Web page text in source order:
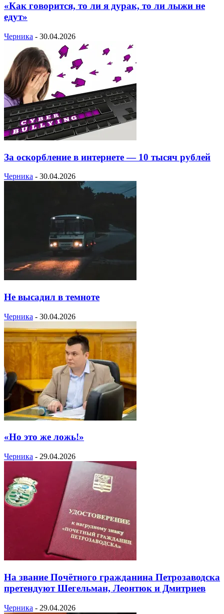
«Как говорится, то ли я дурак, то ли лыжи не
едут»
Черника - 30.04.2026
За оскорбление в интернете — 10 тысяч рублей
Черника - 30.04.2026
Не высадил в темноте
Черника - 30.04.2026
«Но это же ложь!»
Черника - 29.04.2026
На звание Почётного гражданина Петрозаводска
претендуют Шегельман, Леонтюк и Дмитриев
Черника - 29.04.2026